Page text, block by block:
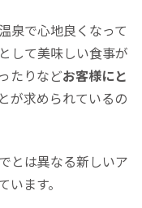
泉で心地良くなって
して美味しい食事が
たりなどお客様にと
が求められているの
とは異なる新しいア
ます。